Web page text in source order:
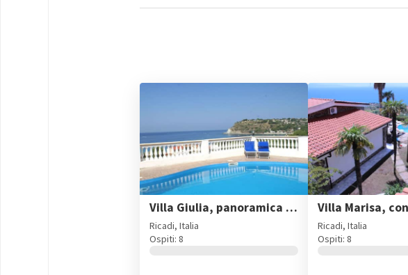
Villa Giulia, panoramica con piscina privata a 150m dal mare
Ricadi, Italia
Ospiti: 8
Ricadi, Italia
Ospiti: 8